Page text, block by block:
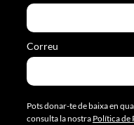
Correu
Pots donar-te de baixa en
consulta la nostra Política de